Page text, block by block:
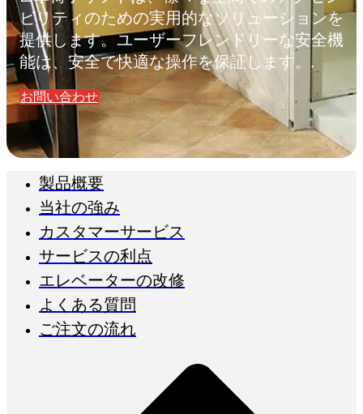
ビリティのための実用的なソリューションを
提供します。ユーザーフレンドリーな安全機
能は、安全で快適な操作を保証します。.
お問い合わせ
製品概要
当社の強み
カスタマーサービス
サービスの利点
エレベーターの改修
よくある質問
ご注文の流れ